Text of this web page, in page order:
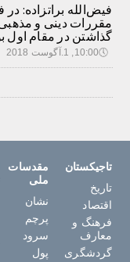
فیض‌الله براتزاده:
مقررات دینی و
گذاشتن در مقام اول
🕔10:00, 1.آگوست 2018
تاجیکستان
تاریخ
اقتصاد
فرهنگ و
معارف
گردشگری
مقدسات
ملی
نشان
پرچم
سرود
پول